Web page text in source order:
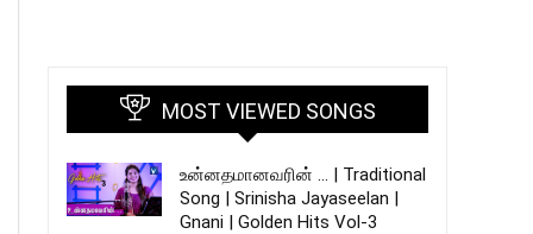
MOST VIEWED SONGS
உன்னதமானவரின் … | Traditional
Song | Srinisha Jayaseelan |
Gnani | Golden Hits Vol-3